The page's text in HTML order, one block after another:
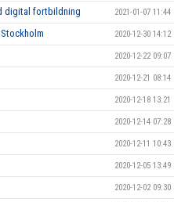
digital fortbildning 2021-01-07 11:44
2020-12-30 14:12
2020-12-22 09:07
2020-12-21 08:14
2020-12-18 13:21
2020-12-14 07:28
2020-12-11 10:43
2020-12-05 13:49
2020-12-02 09:30